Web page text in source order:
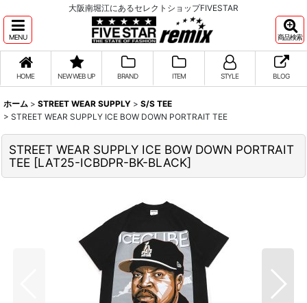
大阪南堀江にあるセレクトショップFIVESTAR
MENU 商品検索
HOME NEW WEB UP BRAND ITEM STYLE BLOG
ホーム > STREET WEAR SUPPLY > S/S TEE
> STREET WEAR SUPPLY ICE BOW DOWN PORTRAIT TEE
STREET WEAR SUPPLY ICE BOW DOWN PORTRAIT
TEE [LAT25-ICBDPR-BK-BLACK]